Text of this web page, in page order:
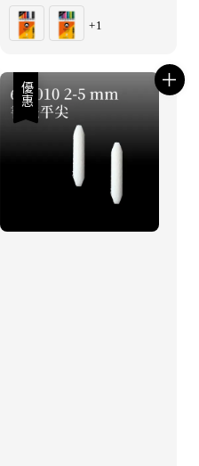
+1
優惠